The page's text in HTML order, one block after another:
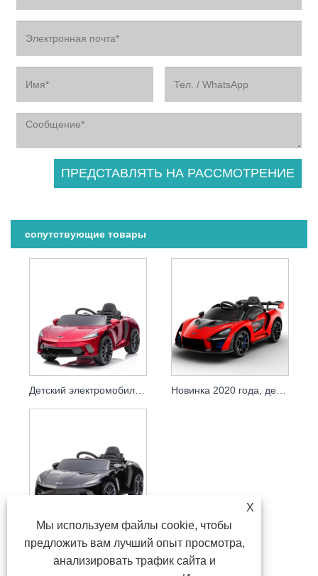
сопутствующие товары
Детский электромобиль 2021 года с дистанционным управлением, 12-вольтовая батарея, спортивный автомобиль для детей
Детский электромобиль 2021 года с дистанционным управлением, 12-вольтовая батарея, спортивные автомобили для детей
X
Мы используем файлы cookie, чтобы
предложить вам лучший опыт просмотра,
анализировать трафик сайта и